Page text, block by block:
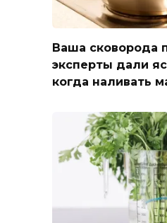
Ваша сковорода
эксперты дали
когда наливать